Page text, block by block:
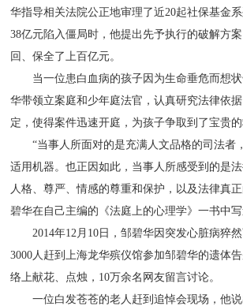
华指导相关法院公正地审理了近20起社保基金
38亿元陷入僵局时，他提出先予执行的破解方
回、保全了上百亿元。
当一位患白血病的孩子因为生命垂危而想状
华带领立案庭和少年庭法官，认真研究法律依
定，使得案件迅速开庭，为孩子争取到了宝贵的
“当事人所面对的是充满人文品格的司法者
适用机器。也正因如此，当事人所感受到的是法
人格、尊严、情感的尊重和保护，以及法律真
碧华在自己主编的《法庭上的心理学》一书中写
2014年12月10日，邹碧华因突发心脏病猝然
3000人赶到上海龙华殡仪馆参加邹碧华的遗体
络上献花、点烛，10万余名网友留言讨论。
一位白发苍苍的老人赶到追悼会现场，他说